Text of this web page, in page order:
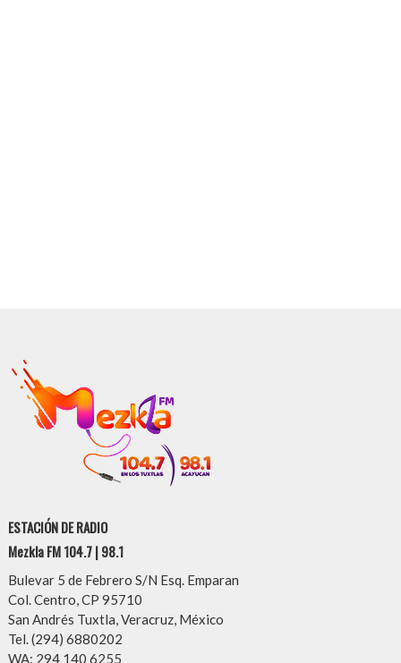
ESTACIÓN DE RADIO
Mezkla FM 104.7 | 98.1
Bulevar 5 de Febrero S/N Esq. Emparan
Col. Centro, CP 95710
San Andrés Tuxtla, Veracruz, México
Tel. (294) 6880202
WA: 294 140 6255